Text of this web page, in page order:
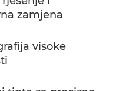
zamjena
visoke